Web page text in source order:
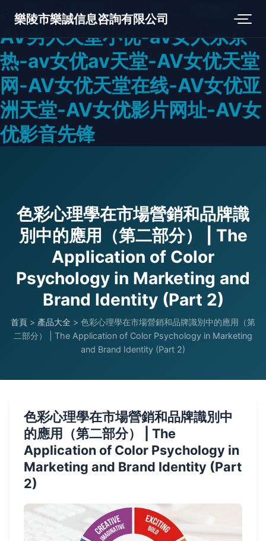
av男人的网址-av男人都懂的-
AV男人天堂小优-av女人东京
热-av女优av天堂-AV女优天堂
网-AV女优天堂在线-AV女优亚
洲天堂-AV女优影片网址-AV女
优影音先锋
樂陵市樂誠信息咨詢有限公司
色彩心理學在市場營銷和品牌識
別中的應用（第二部分） | The
Application of Color
Psychology in Marketing and
Brand Identity (Part 2)
首頁 > 產品大全 > 色彩心理學在市場營銷和品牌識別中的應用（第
二部分） | The Application of Color Psychology in Marketing
and Brand Identity (Part 2)
色彩心理學在市場營銷和品牌識別中
的應用（第二部分） | The
Application of Color Psychology in
Marketing and Brand Identity (Part
2)